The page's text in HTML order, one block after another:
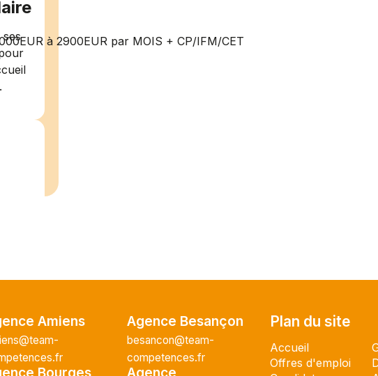
à 2900EUR par MOIS + CP/IFM/CET
Amiens
Bourges
Agence Besançon
besancon@team-
competences.fr
Agence
Plan du site
Accueil
Offres d'emploi